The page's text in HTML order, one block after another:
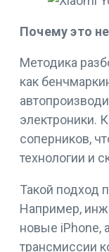
Почему это
Методика
как
электроники.
соперников,
технологии и
Такой подход
Например,
новые iPhone,
трансмиссии